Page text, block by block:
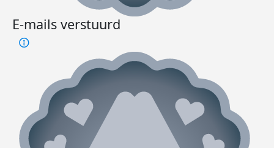
E-mails verstuurd